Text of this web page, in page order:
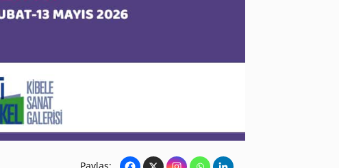
SANAT GALERILERI
KÜLTÜREL MIRASA